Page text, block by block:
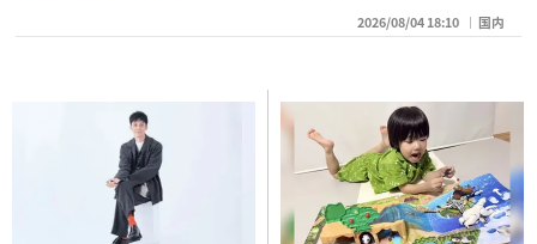
2026/08/04 18:10 国内